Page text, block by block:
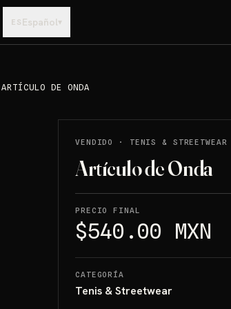
ES Español▾
ARTÍCULO DE ONDA
VENDIDO · TENIS & STREETWEAR
Artículo de Onda
PRECIO FINAL
$540.00 MXN
CATEGORÍA
Tenis & Streetwear